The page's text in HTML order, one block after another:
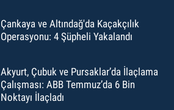
Çankaya ve Altındağ'da Kaçakçılık
Operasyonu: 4 Şüpheli Yakalandı
Akyurt, Çubuk ve Pursaklar’da İlaçlama
Çalışması: ABB Temmuz’da 6 Bin
Noktayı İlaçladı